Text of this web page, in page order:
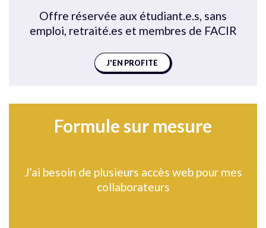
Offre réservée aux étudiant.e.s, sans
emploi, retraité.es et membres de FACIR
J'EN PROFITE
Formule sur mesure
J’ai besoin de plusieurs accès web pour mes
collaborateurs